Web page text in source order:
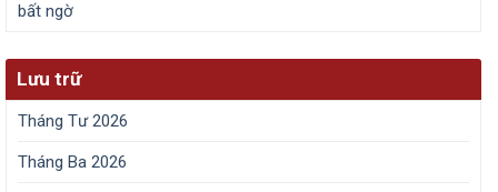
bất ngờ
Lưu trữ
Tháng Tư 2026
Tháng Ba 2026